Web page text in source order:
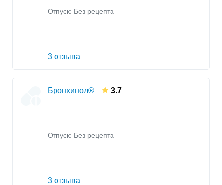
Отпуск: Без рецепта
3 отзыва
Бронхинол® 3.7
Отпуск: Без рецепта
3 отзыва